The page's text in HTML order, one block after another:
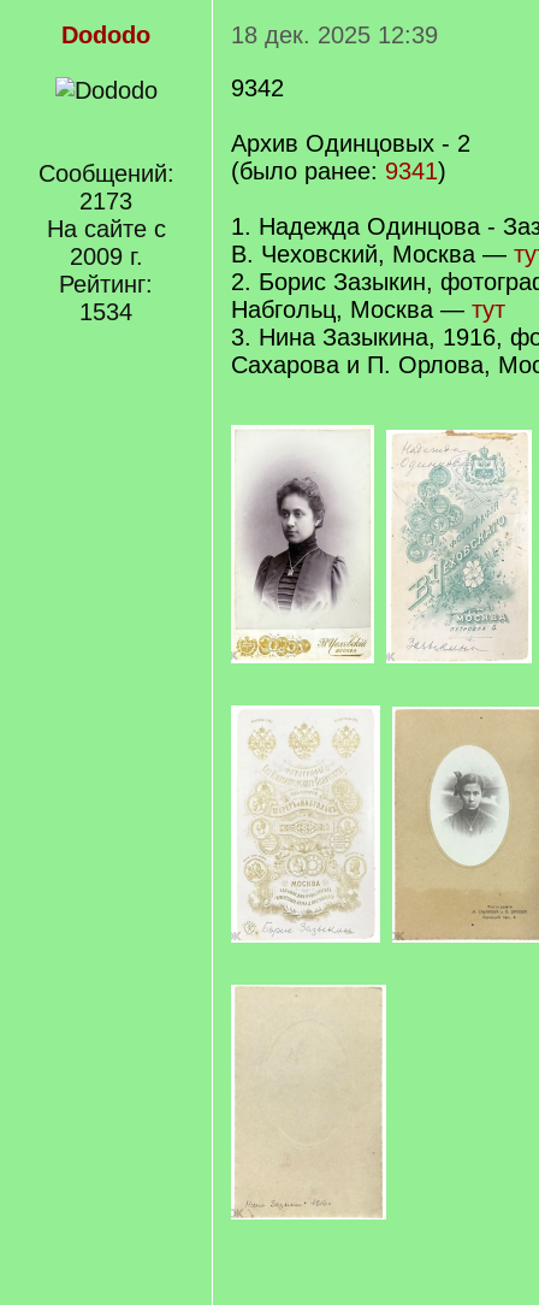
Dododo
Сообщений:
2173
На сайте с
2009 г.
Рейтинг:
1534
18 дек. 2025 12:39
9342
Архив Одинцовых - 2
(было ранее: 9341)
1. Надежда Одинцова -
В. Чеховский, Москва —
2. Борис Зазыкин,
Набгольц, Москва — тут
3. Нина Зазыкина, 1916,
Сахарова и П. Орлова,